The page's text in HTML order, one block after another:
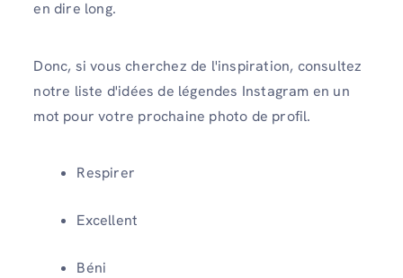
en dire long.
Donc, si vous cherchez de l'inspiration, consultez
notre liste d'idées de légendes Instagram en un
mot pour votre prochaine photo de profil.
Respirer
Excellent
Béni